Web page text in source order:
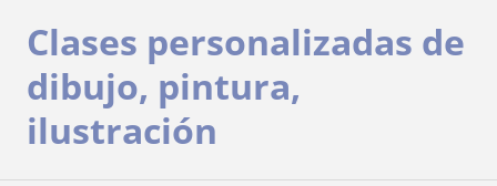
Clases personalizadas de
dibujo, pintura,
ilustración